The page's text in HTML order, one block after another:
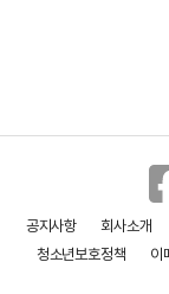
공지사항 회사소개
청소년보호정책
이